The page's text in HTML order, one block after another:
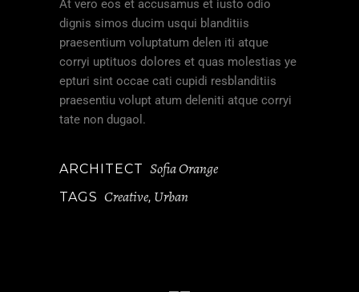
At vero eos et accusamus et iusto odio
dignis simos ducim usqui blanditiis
praesentium voluptatum delen iti atque
corryi uptituos dolores et quas molestias ye
epturi sint occae cati cupidi resblanditiis
praesentiu volupt atum deleniti atque corryi
tate non dugaol.
ARCHITECT Sofia Orange
TAGS Creative, Urban